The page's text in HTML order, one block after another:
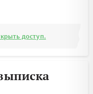
доступ.